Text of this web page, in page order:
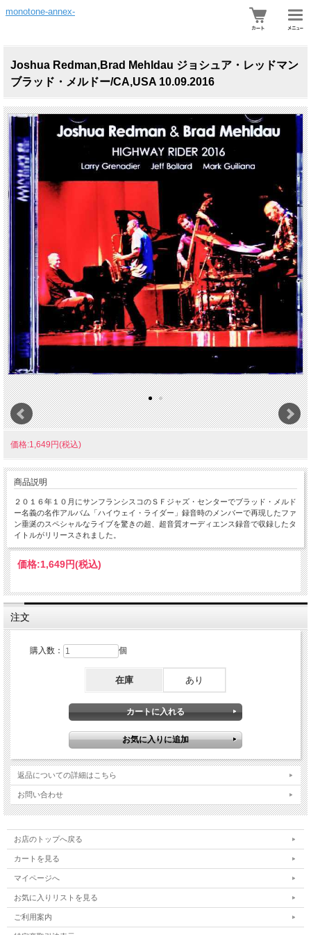
monotone-annex-
Joshua Redman,Brad Mehldau ジョシュア・レッドマン
ブラッド・メルドー/CA,USA 10.09.2016
価格:1,649円(税込)
商品説明
２０１６年１０月にサンフランシスコのＳＦジャズ・センターでブラッド・メルド
ー名義の名作アルバム「ハイウェイ・ライダー」録音時のメンバーで再現したファ
ン垂涎のスペシャルなライブを驚きの超、超音質オーディエンス録音で収録したタ
イトルがリリースされました。
価格:1,649円(税込)
注文
購入数： 個
在庫 あり
返品についての詳細はこちら
お問い合わせ
お店のトップへ戻る
カートを見る
マイページへ
お気に入りリストを見る
ご利用案内